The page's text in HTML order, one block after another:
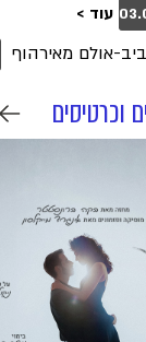
עוד >
אולם מאירהוף
וכרטיסים